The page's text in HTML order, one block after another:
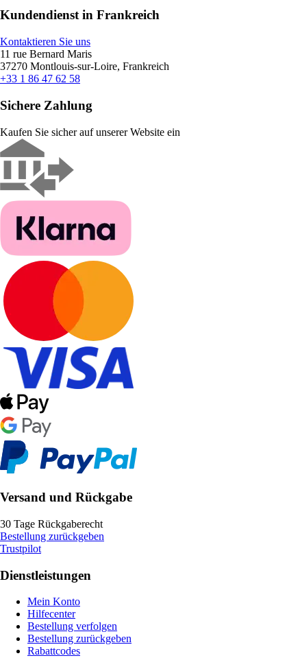
Kundendienst in Frankreich
Kontaktieren Sie uns
11 rue Bernard Maris
37270 Montlouis-sur-Loire, Frankreich
+33 1 86 47 62 58
Sichere Zahlung
Kaufen Sie sicher auf unserer Website ein
Versand und Rückgabe
30 Tage Rückgaberecht
Bestellung zurückgeben
Trustpilot
Dienstleistungen
Mein Konto
Hilfecenter
Bestellung verfolgen
Bestellung zurückgeben
Rabattcodes